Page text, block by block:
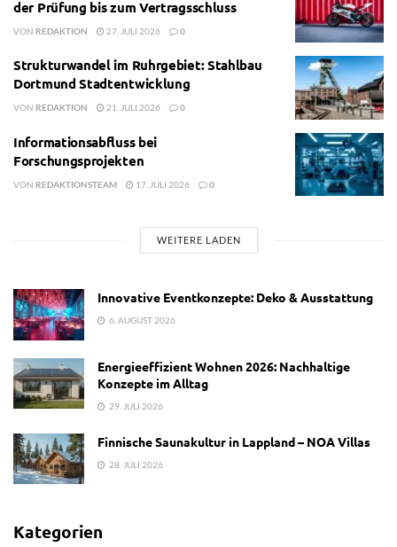
der Prüfung bis zum Vertragsschluss
VON REDAKTION 27. JULI 2026 0
Strukturwandel im Ruhrgebiet: Stahlbau
Dortmund Stadtentwicklung
VON REDAKTION 21. JULI 2026 0
Informationsabfluss bei
Forschungsprojekten
VON REDAKTIONSTEAM 17. JULI 2026 0
WEITERE LADEN
Innovative Eventkonzepte: Deko & Ausstattung
6. AUGUST 2026
Energieeffizient Wohnen 2026: Nachhaltige
Konzepte im Alltag
29. JULI 2026
Finnische Saunakultur in Lappland – NOA Villas
28. JULI 2026
Kategorien